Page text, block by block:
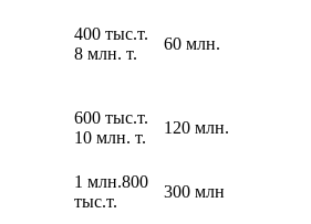
400 тыс.т.
8 млн. т.
60 млн.
600 тыс.т.
10 млн. т.
120 млн.
1 млн.800
тыс.т.
300 млн